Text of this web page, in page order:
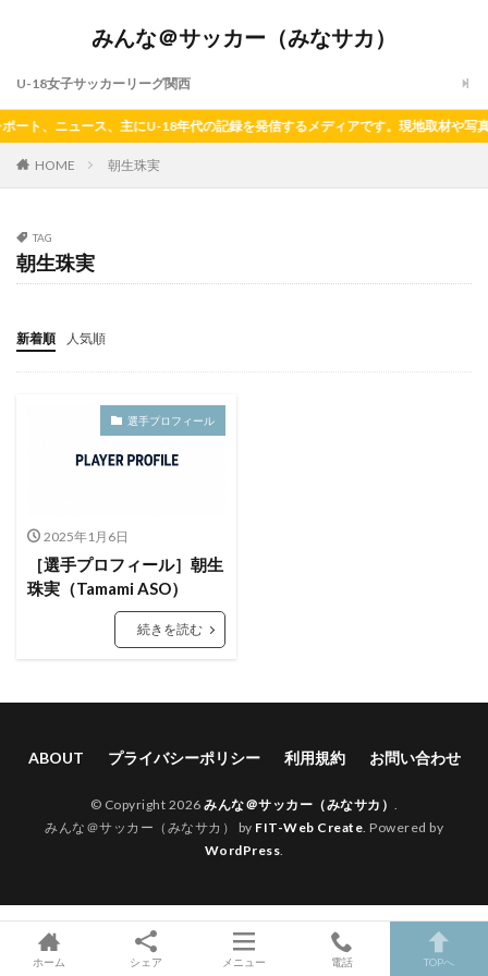
みんな＠サッカー（みなサカ）
U-18女子サッカーリーグ関西
ト、ニュース、主にU-18年代の記録を発信するメディアです。現地取材や写
HOME 朝生珠実
TAG
朝生珠実
新着順 人気順
選手プロフィール
2025年1月6日
［選手プロフィール］朝生
珠実（Tamami ASO）
続きを読む
ABOUT プライバシーポリシー 利用規約 お問い合わせ
© Copyright 2026 みんな＠サッカー（みなサカ） .
みんな＠サッカー（みなサカ） by FIT-Web Create. Powered by
WordPress.
ホーム シェア メニュー 電話 TOPへ